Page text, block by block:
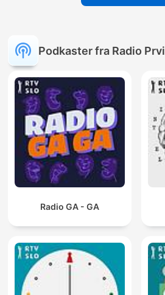
Podkaster fra Radio Prvi
Radio GA - GA